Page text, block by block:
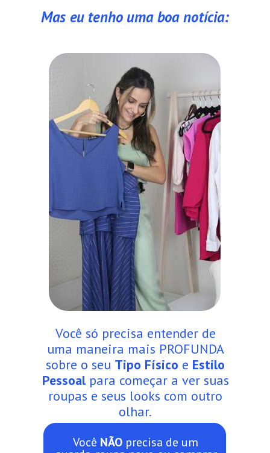
Você só precisa entender de
uma maneira mais PROFUNDA
sobre o seu Tipo Físico e Estilo
Pessoalpara começar a ver suas
roupas e seus looks com outro
olhar.
Mas eu tenho uma boa notícia:
Você NÃO precisa de um